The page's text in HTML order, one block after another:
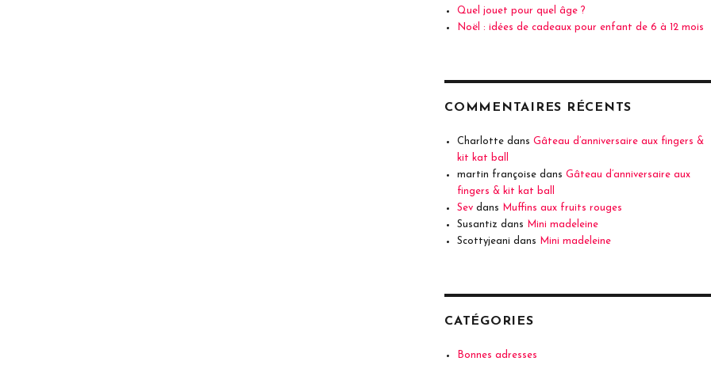
Quel jouet pour quel âge ?
Noël : idées de cadeaux pour enfant de 6 à 12 mois
COMMENTAIRES RÉCENTS
Charlotte dansGâteau d’anniversaire aux fingers &
kit kat ball
martin françoise dansGâteau d’anniversaire aux
fingers & kit kat ball
Sev dans
Muffins aux fruits rouges
Susantiz dans
Mini madeleine
Scottyjeani dans Mini madeleine
CATÉGORIES
Bonnes adresses